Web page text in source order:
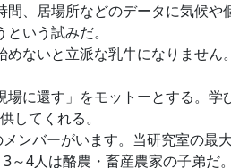
間、居場所などのデータに気候
いう試みだ。
ないと立派な乳牛になりません
に還す」をモットーとする。学
してくれる。
ンバーがいます。当研究室の最大
4人は酪農・畜産農家の子弟だ